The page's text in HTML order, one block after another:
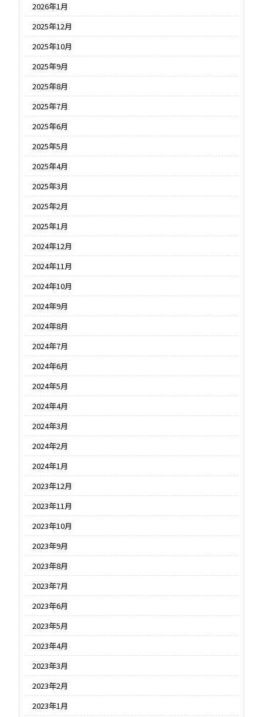
2026年1月
2025年12月
2025年10月
2025年9月
2025年8月
2025年7月
2025年6月
2025年5月
2025年4月
2025年3月
2025年2月
2025年1月
2024年12月
2024年11月
2024年10月
2024年9月
2024年8月
2024年7月
2024年6月
2024年5月
2024年4月
2024年3月
2024年2月
2024年1月
2023年12月
2023年11月
2023年10月
2023年9月
2023年8月
2023年7月
2023年6月
2023年5月
2023年4月
2023年3月
2023年2月
2023年1月